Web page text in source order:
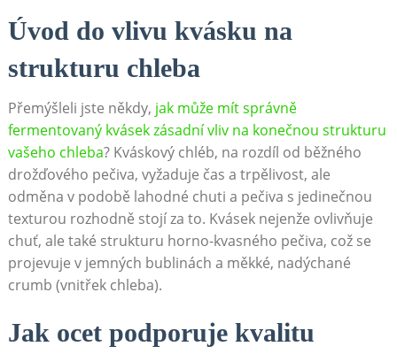
Úvod do vlivu kvásku na
strukturu chleba
Přemýšleli ‌jste⁣ někdy, jak může mít správně
fermentovaný kvásek ‍zásadní vliv na konečnou strukturu
vašeho chleba? Kváskový chléb, na rozdíl od běžného
drožďového pečiva, vyžaduje čas a trpělivost, ale⁢
odměna v podobě​ lahodné chuti ‌a⁢ pečiva s ‍jedinečnou ​
texturou rozhodně stojí⁤ za to. Kvásek nejenže ovlivňuje
⁣chuť, ale také strukturu horno-kvasného pečiva, což se
projevuje v jemných bublinách‍ a měkké, nadýchané
crumb (vnitřek chleba).
Jak ocet podporuje kvalitu